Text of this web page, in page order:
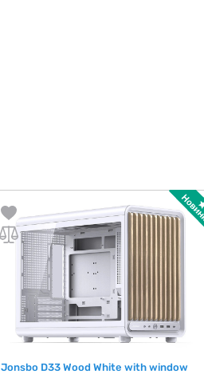
Jonsbo D33 Wood White with window